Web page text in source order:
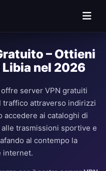
– Ottieni
nel 2026
server VPN gratuiti
traffico attraverso indirizzi
accedere ai cataloghi di
trasmissioni sportive e
al contempo la
internet.